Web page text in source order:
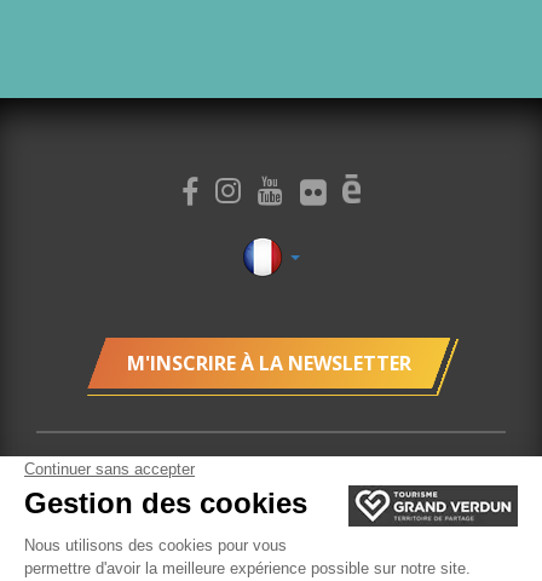
M'INSCRIRE À LA NEWSLETTER
Localisation
Gestion des cookies
Mentions légales
Plan du site Billetterie Site réalisé